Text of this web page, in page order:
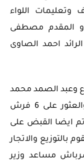
اللواء
و المقدم مصطفى
احمد الصاوى
وعبد الصمد محمد
وقوات الشرطة بمداهمة المكان والعثور على 6 فرش
ايضا القبض على
والاتجار
مساعد وزير